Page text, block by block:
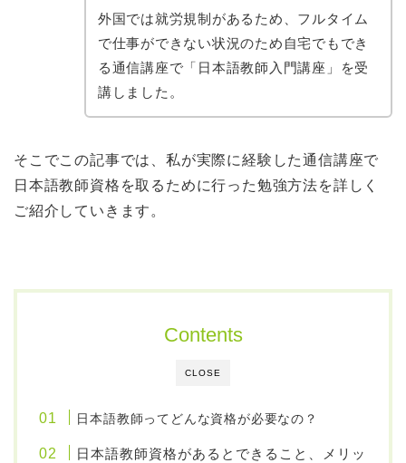
外国では就労規制があるため、フルタイム
で仕事ができない状況のため自宅でもでき
る通信講座で「日本語教師入門講座」を受
講しました。
そこでこの記事では、私が実際に経験した通信講座で
日本語教師資格を取るために行った勉強方法を詳しく
ご紹介していきます。
CLOSE
Contents
日本語教師ってどんな資格が必要なの？
日本語教師資格があるとできること、メリッ